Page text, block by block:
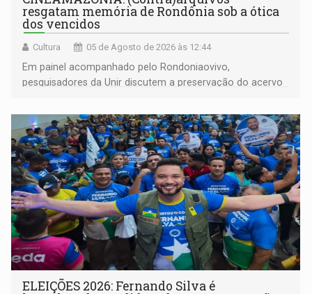
resgatam memória de Rondônia sob a ótica
dos vencidos
Cultura 05 de Agosto de 2026 às 12:44
Em painel acompanhado pelo Rondoniaovivo,
pesquisadores da Unir discutem a preservação do acervo
memória como bússola para o futuro
ELEIÇÕES 2026: Fernando Silva é